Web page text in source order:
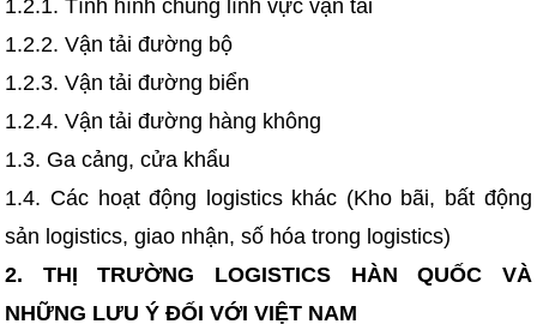
1.2.1. Tình hình chung lĩnh vực vận tải
1.2.2. Vận tải đường bộ
1.2.3. Vận tải đường biển
1.2.4. Vận tải đường hàng không
1.3. Ga cảng, cửa khẩu
1.4. Các hoạt động logistics khác (Kho bãi, bất động
sản logistics, giao nhận, số hóa trong logistics)
2. THỊ TRƯỜNG LOGISTICS HÀN QUỐC VÀ
NHỮNG LƯU Ý ĐỐI VỚI VIỆT NAM